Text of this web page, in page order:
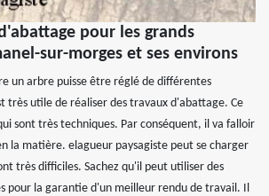
pour les grands
sur-morges et ses environs
un arbre puisse être réglé de différentes
très utile de réaliser des travaux d'abattage. Ce
sont très techniques. Par conséquent, il va falloir
la matière. elagueur paysagiste peut se charger
très difficiles. Sachez qu'il peut utiliser des
pour la garantie d'un meilleur rendu de travail. Il